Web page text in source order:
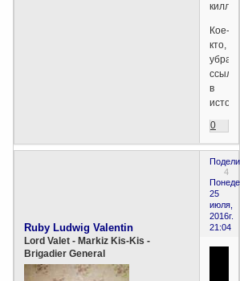
Кое-
кто,
убрав
ссылку
в
0
4
25
июля,
2016г.
21:04
Ruby Ludwig Valentin
Lord Valet - Markiz Kis-Kis -
Brigadier General